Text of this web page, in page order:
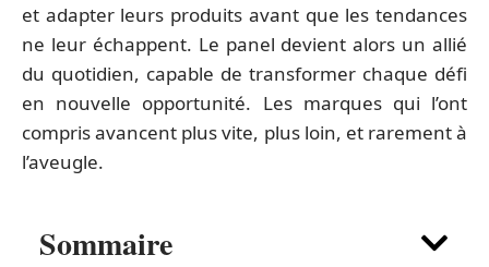
Sommaire
et adapter leurs produits avant que les tendances
ne leur échappent. Le panel devient alors un allié
du quotidien, capable de transformer chaque défi
en nouvelle opportunité. Les marques qui l’ont
compris avancent plus vite, plus loin, et rarement à
l’aveugle.